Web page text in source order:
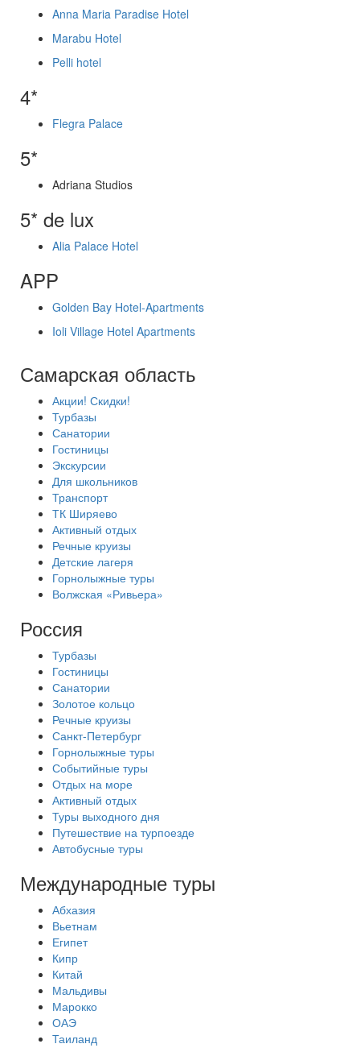
Anna Maria Paradise Hotel
Marabu Hotel
Pelli hotel
4*
Flegra Palace
5*
Adriana Studios
5* de lux
Alia Palace Hotel
APP
Golden Bay Hotel-Apartments
Ioli Village Hotel Apartments
Самарская область
Акции! Скидки!
Турбазы
Санатории
Гостиницы
Экскурсии
Для школьников
Транспорт
ТК Ширяево
Активный отдых
Речные круизы
Детские лагеря
Горнолыжные туры
Волжская «Ривьера»
Россия
Турбазы
Гостиницы
Санатории
Золотое кольцо
Речные круизы
Санкт-Петербург
Горнолыжные туры
Событийные туры
Отдых на море
Активный отдых
Туры выходного дня
Путешествие на турпоезде
Автобусные туры
Международные туры
Абхазия
Вьетнам
Египет
Кипр
Китай
Мальдивы
Марокко
ОАЭ
Таиланд